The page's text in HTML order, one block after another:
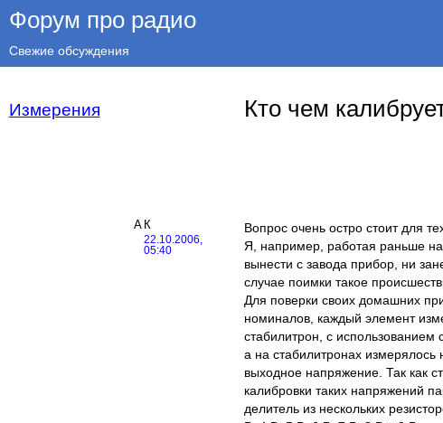
Форум про радио
Свежие обсуждения
Измерения Кто чем
АК
22.10.2006,
05:40
Вопрос очень остро стоит для
Я, например, работая раньше
вынести с завода прибор, ни
случае поимки такое
Для поверки своих домашних
номиналов, каждый элемент
стабилитрон, с
а на стабилитронах измерялось
выходное напряжение. Так как
калибровки таких напряжений
делитель из нескольких